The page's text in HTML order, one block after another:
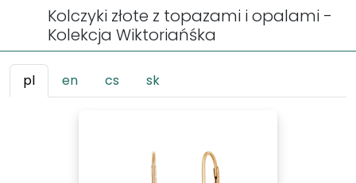
Kolczyki złote z topazami i opalami -
Kolekcja Wiktoriańśka
pl en cs sk